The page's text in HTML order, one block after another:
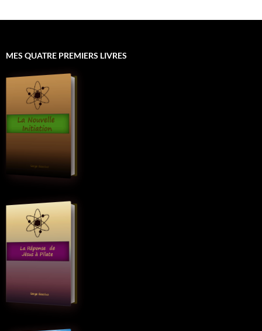
MES QUATRE PREMIERS LIVRES